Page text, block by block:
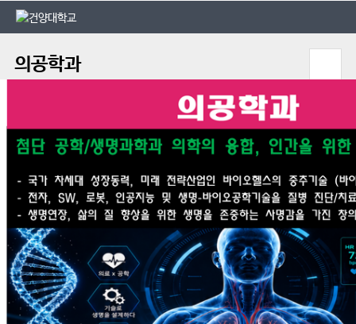
본문 바로가기
대메뉴 바로가기
의공학과
학과공지 대학공지